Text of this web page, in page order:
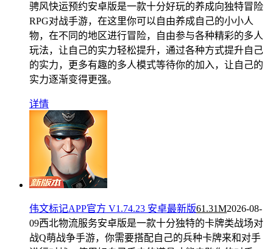
骋风快运预约安卓版是一款十分好玩的养成向独特冒险
RPG对战手游，在这里你可以自由养成自己的小小人
物，在不同的地区进行冒险，自由参与各种精彩的多人
玩法，让自己的实力轻松提升，通过各种方式提升自己
的实力，更多有趣的多人模式等待你的加入，让自己的
实力逐渐变得更强。
详情
伟文标记APP官方 V1.74.23 安卓最新版61.31M2026-08-
09西北物流服务安卓版是一款十分独特的卡牌类战场对
战Q萌战争手游，你需要搭配自己的兵种卡牌来和对手